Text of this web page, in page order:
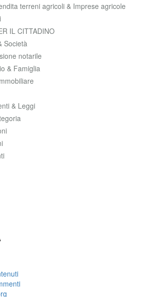
terreni agricoli & Imprese agricole
IL CITTADINO
Società
notarile
& Famiglia
& Leggi